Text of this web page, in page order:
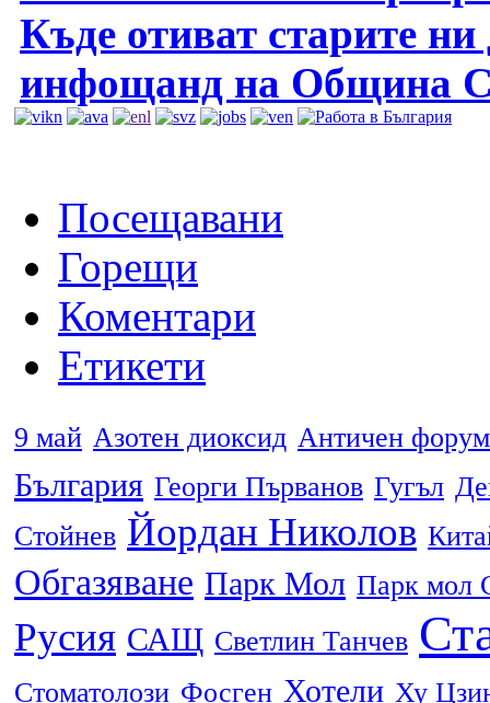
Къде отиват старите
инфощанд на Община
Посещавани
Горещи
Коментари
Етикети
9 май Азотен диоксид Античен форум
България Георги Първанов Гугъл
Стойнев Йордан Николов
Обгазяване Парк Мол Парк мол
Русия САЩ Светлин Танчев
Стоматолози Фосген Хотели Ху